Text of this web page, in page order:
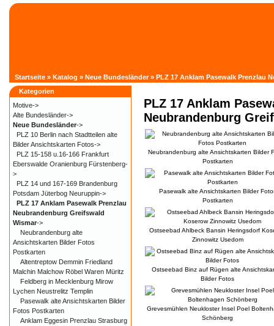
Startseite » Katalog » Neue Bundesländer» PLZ 17 Anklam Pasewalk Prenzlau
PLZ 17 Anklam
Neubrandenburg
Neubrandenburg alte Ansichtskarten Bilder
Postkarten
Pasewalk alte Ansichtskarten Bilder
Postkarten
Ostseebad Ahlbeck Bansin Heringsdorf
Zinnowitz Usedom
Ostseebad Binz auf Rügen alte
Bilder Fotos
Grevesmühlen Neukloster Insel Poel
Schönberg
Kategorien
Motive->
Alte Bundesländer->
Neue Bundesländer->
PLZ 10 Berlin nach Stadtteilen alte
Bilder Ansichtskarten Fotos->
PLZ 15-158 u.16-166 Frankfurt
Eberswalde Oranienburg Fürstenberg-
>
PLZ 14 und 167-169 Brandenburg
Potsdam Jüterbog Neuruppin->
PLZ 17 Anklam Pasewalk Prenzlau
Neubrandenburg Greifswald
Wismar->
Neubrandenburg alte
Ansichtskarten Bilder Fotos
Postkarten
Altentreptow Demmin Friedland
Malchin Malchow Röbel Waren Müritz
Feldberg in Mecklenburg Mirow
Lychen Neustrelitz Templin
Pasewalk alte Ansichtskarten Bilder
Fotos Postkarten
Anklam Eggesin Prenzlau Strasburg